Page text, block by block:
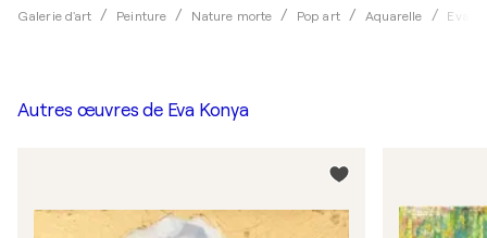
Galerie d'art Peinture Nature morte Pop art Aquarelle Eva
Autres œuvres de Eva Konya